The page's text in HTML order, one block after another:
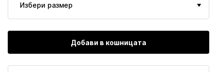
Избери размер
Добави в кошницата